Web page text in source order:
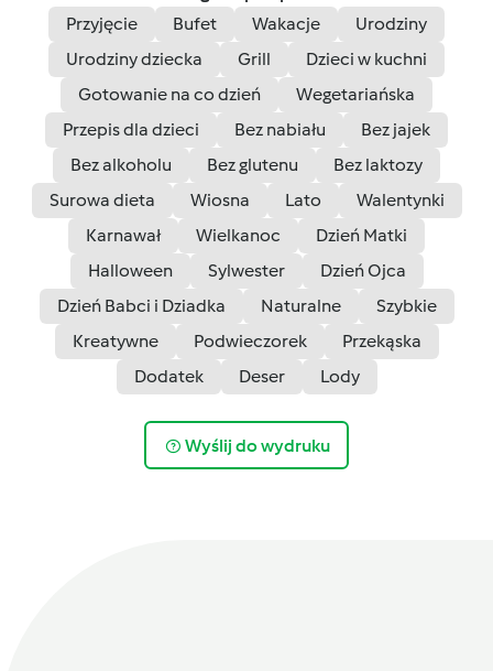
Przyjęcie
Bufet Wakacje
Urodziny
Urodziny dziecka
Grill
Dzieci w kuchni
Gotowanie na co dzień
Wegetariańska
Przepis dla dzieci
Bez nabiału
Bez jajek
Bez alkoholu
Bez glutenu
Bez laktozy
Surowa dieta
Wiosna Lato
Walentynki
Karnawał
Wielkanoc
Dzień Matki
Halloween
Sylwester
Dzień Ojca
Dzień Babci i Dziadka
Naturalne
Szybkie
Kreatywne
Podwieczorek
Przekąska
Dodatek
Deser Lody
Wyślij do wydruku